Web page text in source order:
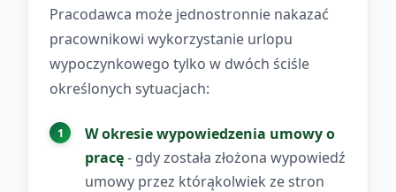
Pracodawca może jednostronnie nakazać
pracownikowi wykorzystanie urlopu
wypoczynkowego tylko w dwóch ściśle
określonych sytuacjach:
W okresie wypowiedzenia umowy o
pracę- gdy została złożona wypowiedź
umowy przez którąkolwiek ze stron